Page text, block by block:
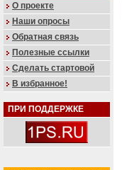
О проекте
Наши опросы
Обратная связь
Полезные ссылки
Сделать стартовой
В избранное!
ПРИ ПОДДЕРЖКЕ